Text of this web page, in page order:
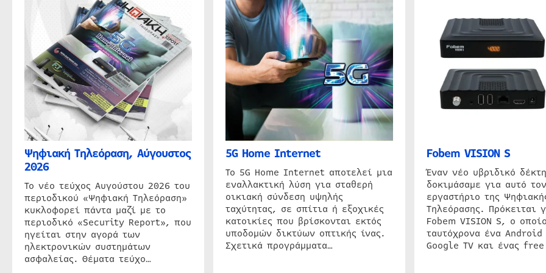
Ψηφιακή Τηλεόραση, Αύγουστος
2026
Το νέο τεύχος Αυγούστου 2026 του
περιοδικού «Ψηφιακή Τηλεόραση»
κυκλοφορεί πάντα μαζί με το
περιοδικό «Security Report», που
ηγείται στην αγορά των
ηλεκτρονικών συστημάτων
ασφαλείας. Θέματα τεύχο…
5G Home Internet
Το 5G Home Internet αποτελεί μια
εναλλακτική λύση για σταθερή
οικιακή σύνδεση υψηλής
ταχύτητας, σε σπίτια ή εξοχικές
κατοικίες που βρίσκονται εκτός
υποδομών δικτύων οπτικής ίνας.
Σχετικά προγράμματα…
Fobem VISION S
Έναν νέο υβριδικό δέκτη
δοκιμάσαμε για αυτό
εργαστήριο της
Τηλεόρασης. Πρόκειται
Fobem VISION S, ο
ταυτόχρονα ένα Android
Google TV και ένας